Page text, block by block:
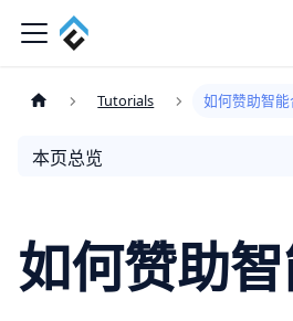
Tutorials 如何赞助智能
本页总览
如何赞助